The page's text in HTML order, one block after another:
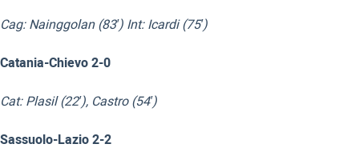
Cag: Nainggolan (83′) Int: Icardi (75′)
Catania-Chievo 2-0
Cat: Plasil (22′), Castro (54′)
Sassuolo-Lazio 2-2